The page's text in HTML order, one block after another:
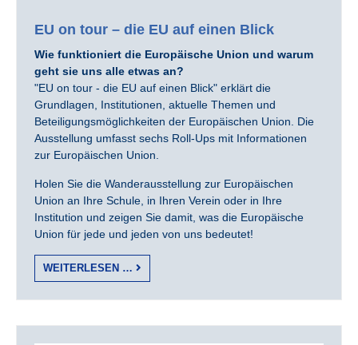
EU on tour – die EU auf einen Blick
Wie funktioniert die Europäische Union und warum
geht sie uns alle etwas an?
"EU on tour - die EU auf einen Blick" erklärt die
Grundlagen, Institutionen, aktuelle Themen und
Beteiligungsmöglichkeiten der Europäischen Union. Die
Ausstellung umfasst sechs Roll-Ups mit Informationen
zur Europäischen Union.
Holen Sie die Wanderausstellung zur Europäischen
Union an Ihre Schule, in Ihren Verein oder in Ihre
Institution und zeigen Sie damit, was die Europäische
Union für jede und jeden von uns bedeutet!
WEITERLESEN …